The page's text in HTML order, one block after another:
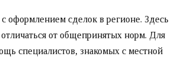
оформлением сделок в регионе. Здесь
от общепринятых норм. Для
специалистов, знакомых с местной